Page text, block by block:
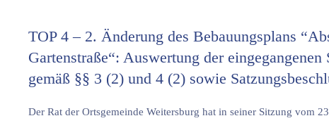
TOP 4 – 2. Änderung des Bebauungsplans
Gartenstraße“: Auswertung der
gemäß §§ 3 (2) und 4 (2) sowie
Der Rat der Ortsgemeinde Weitersburg hat in seiner Sitzung vom